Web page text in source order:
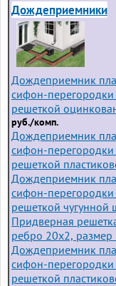
Дождеприемники
Дождеприемник
сифон-перегородки
решеткой
руб./комп.
Дождеприемник
сифон-перегородки
решеткой
Дождеприемник
сифон-перегородки
решеткой чугунной
Придверная
ребро 20x2,
Дождеприемник
сифон-перегородки
решеткой